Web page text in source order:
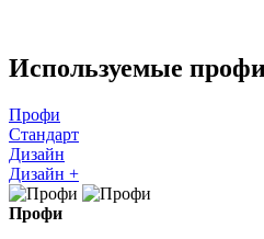
Используемые
Профи
Стандарт
Дизайн
Дизайн +
Профи